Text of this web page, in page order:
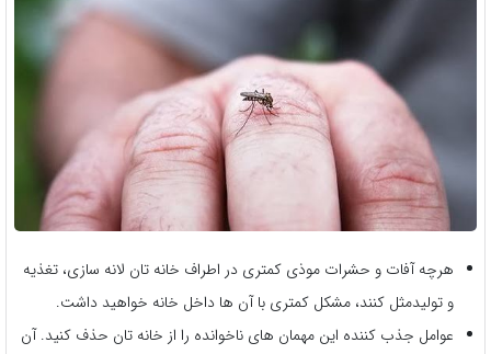
هرچه آفات و حشرات موذی کمتری در اطراف خانه تان لانه سازی، تغذیه
و تولیدمثل کنند، مشکل کمتری با آن ها داخل خانه خواهید داشت.
عوامل جذب کننده این مهمان های ناخوانده را از خانه تان حذف کنید. آن